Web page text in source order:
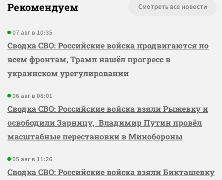
Рекомендуем Смотреть все новости
07 авг в 10:35
Сводка СВО: Российские войска продвигаются по
всем фронтам, Трамп нашёл прогресс в
украинском урегулировании
06 авг в 08:01
Сводка СВО: Российские войска взяли Рыжевку и
освободили Зарницу, Владимир Путин провёл
масштабные перестановки в Минобороны
05 авг в 11:26
Сводка СВО: Российские войска взяли Бикташевку